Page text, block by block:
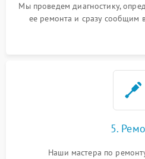
Мы проведем диагностику,
ее ремонта и сразу сообщим
5.
Наши мастера по